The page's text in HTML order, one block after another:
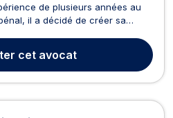
de plusieurs années au
il a décidé de créer sa
en Droit pénal des majeurs
mis en cause ...
cet avocat